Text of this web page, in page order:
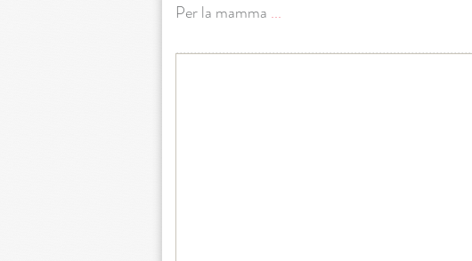
Per la mamma ...